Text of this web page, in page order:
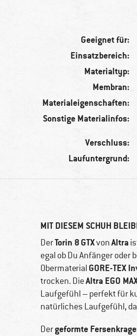
Geeignet für:
Einsatzbereich:
Materialtyp:
Membran:
Materialeigenschaften:
Sonstige Materialinfos:
Verschluss:
Laufuntergrund:
MIT DIESEM SCHUH
DerTorin 8 GTXvonAltra
egal ob Du Anfänger
Obermaterial GORE-TEX
trocken. DieAltra EGO
Laufgefühl – perfekt für
natürliches Laufgefühl,
Dergeformte